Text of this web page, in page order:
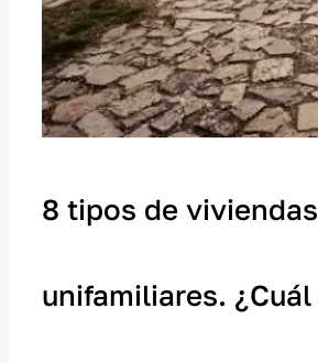
8 tipos de viviendas
unifamiliares. ¿Cuál